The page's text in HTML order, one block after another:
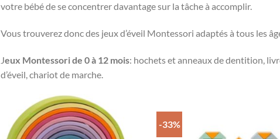
votre bébé de se concentrer davantage sur la tâche à accomplir.
Vous trouverez donc des jeux d’éveil Montessori adaptés à tous les
Jeux Montessori de 0 à 12 mois: hochets et anneaux de dentition,
d’éveil, chariot de marche.
-33%